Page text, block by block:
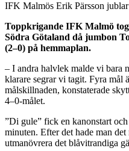
IFK Malmös Erik Pärsson
Toppkrigande IFK Malmö
Södra Götaland då jumbon
(2–0) på hemmaplan.
– I andra halvlek malde vi bara
klarare segrar vi tagit. Fyra mål
målskillnaden, konstaterade
4–0-målet.
”Di gule” fick en kanonstart
minuten. Efter det hade man
utmanövrera det blåvitrandiga